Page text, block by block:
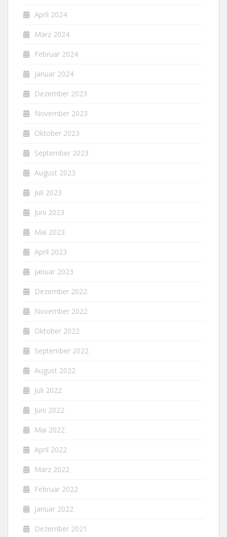
April 2024
März 2024
Februar 2024
Januar 2024
Dezember 2023
November 2023
Oktober 2023
September 2023
August 2023
Juli 2023
Juni 2023
Mai 2023
April 2023
Januar 2023
Dezember 2022
November 2022
Oktober 2022
September 2022
August 2022
Juli 2022
Juni 2022
Mai 2022
April 2022
März 2022
Februar 2022
Januar 2022
Dezember 2021